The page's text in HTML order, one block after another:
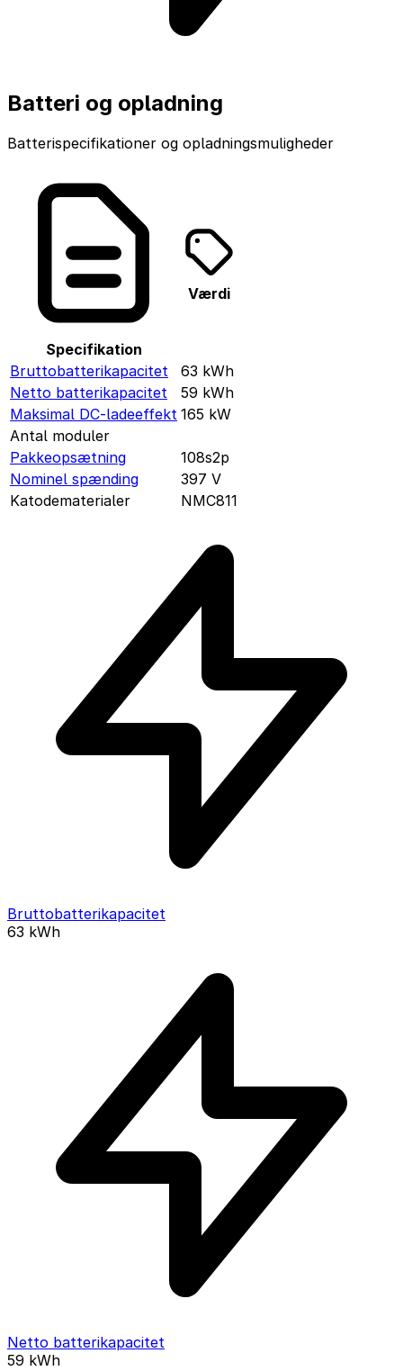
Batteri og opladning
Batterispecifikationer og opladningsmuligheder
Specifikation
Værdi
Bruttobatterikapacitet 63 kWh
Netto batterikapacitet
59 kWh
Maksimal DC-ladeeffekt 165 kW
Antal moduler
Pakkeopsætning
108s2p
Nominel spænding
397 V
Katodematerialer
NMC811
Bruttobatterikapacitet
63 kWh
Netto batterikapacitet
59 kWh